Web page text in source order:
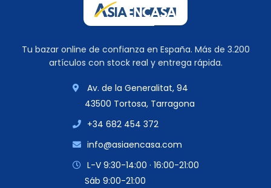
Tu bazar online de confianza en España. Más de 3.200
artículos con stock real y entrega rápida.
Av. de la Generalitat, 94
43500 Tortosa, Tarragona
+34 682 454 372
info@asiaencasa.com
L-V 9:30-14:00 · 16:00-21:00
Sáb 9:00-21:00